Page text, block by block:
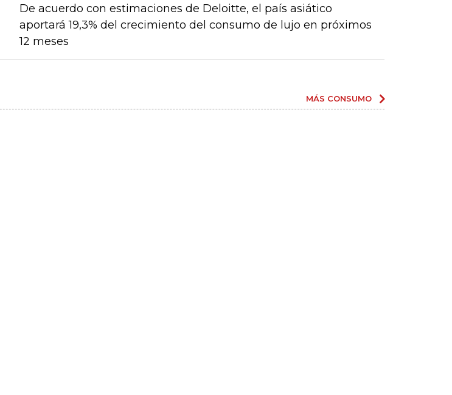
De acuerdo con estimaciones de Deloitte, el país asiático
aportará 19,3% del crecimiento del consumo de lujo en próximos
12 meses
MÁS CONSUMO